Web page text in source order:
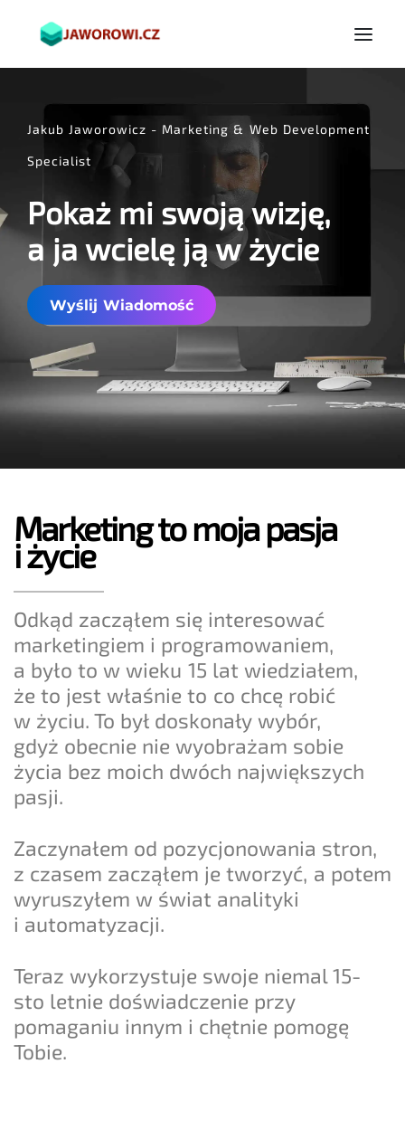
Jakub Jaworowicz - Marketing & Web Development
Specialist
Pokaż mi swoją wizję,
a ja wcielę ją w życie
Wyślij Wiadomość
Marketing to moja pasja
i życie
Odkąd zacząłem się interesować
marketingiem i programowaniem,
a było to w wieku 15 lat wiedziałem,
że to jest właśnie to co chcę robić
w życiu. To był doskonały wybór,
gdyż obecnie nie wyobrażam sobie
życia bez moich dwóch największych
pasji.
Zaczynałem od pozycjonowania stron,
z czasem zacząłem je tworzyć, a potem
wyruszyłem w świat analityki
i automatyzacji.
Teraz wykorzystuje swoje niemal 15-
sto letnie doświadczenie przy
pomaganiu innym i chętnie pomogę
Tobie.